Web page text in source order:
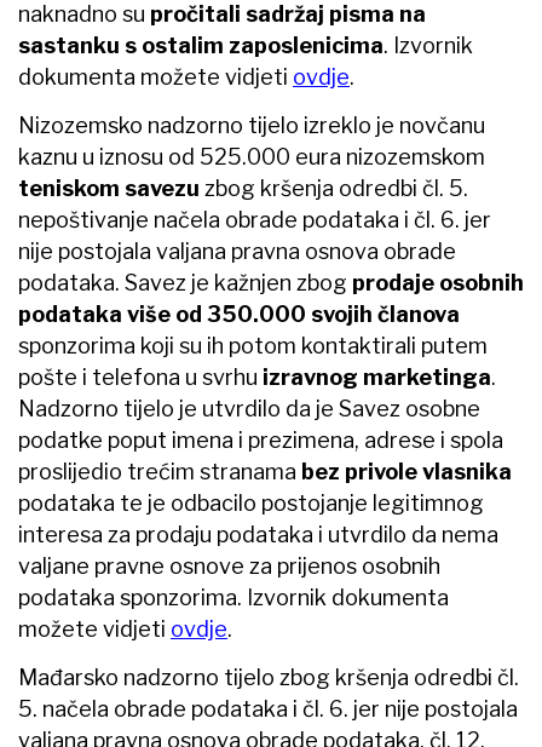
naknadno su pročitali sadržaj pisma na
sastanku s ostalim zaposlenicima. Izvornik
dokumenta možete vidjeti ovdje.
Nizozemsko nadzorno tijelo izreklo je novčanu
kaznu u iznosu od 525.000 eura nizozemskom
teniskom savezu zbog kršenja odredbi čl. 5.
nepoštivanje načela obrade podataka i čl. 6. jer
nije postojala valjana pravna osnova obrade
podataka. Savez je kažnjen zbog prodaje osobnih
podataka više od 350.000 svojih članova
sponzorima koji su ih potom kontaktirali putem
pošte i telefona u svrhu izravnog marketinga.
Nadzorno tijelo je utvrdilo da je Savez osobne
podatke poput imena i prezimena, adrese i spola
proslijedio trećim stranama bez privole vlasnika
podataka te je odbacilo postojanje legitimnog
interesa za prodaju podataka i utvrdilo da nema
valjane pravne osnove za prijenos osobnih
podataka sponzorima. Izvornik dokumenta
možete vidjeti ovdje.
Mađarsko nadzorno tijelo zbog kršenja odredbi čl.
5. načela obrade podataka i čl. 6. jer nije postojala
valjana pravna osnova obrade podataka, čl. 12.